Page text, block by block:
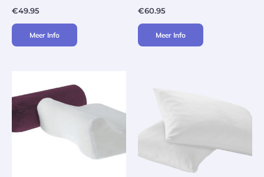
€49.95
Meer Info
€60.95
Meer Info